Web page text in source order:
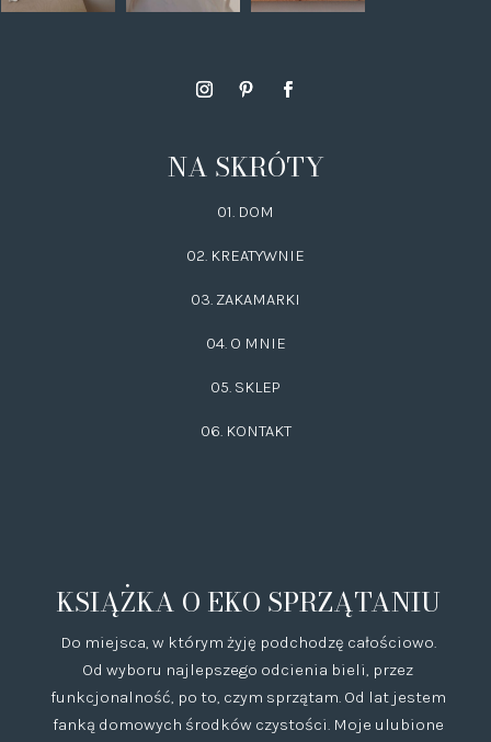
NA SKRÓTY
01. DOM
02. KREATYWNIE
03. ZAKAMARKI
04. O MNIE
05. SKLEP
06. KONTAKT
KSIĄŻKA O EKO SPRZĄTANIU
Do miejsca, w którym żyję podchodzę całościowo.
Od wyboru najlepszego odcienia bieli, przez
funkcjonalność, po to, czym sprzątam. Od lat jestem
fanką domowych środków czystości. Moje ulubione